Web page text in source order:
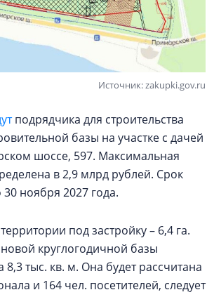
Источник: zakupki.gov.ru
подрядчика для строительства
базы на участке с дачей
шоссе, 597. Максимальная
в 2,9 млрд рублей. Срок
ноября 2027 года.
под застройку – 6,4 га.
круглогодичной базы
8,3 тыс. кв. м. Она будет рассчитана
и 164 чел. посетителей, следует